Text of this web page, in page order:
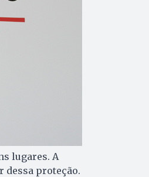
lugares. A
dessa proteção.